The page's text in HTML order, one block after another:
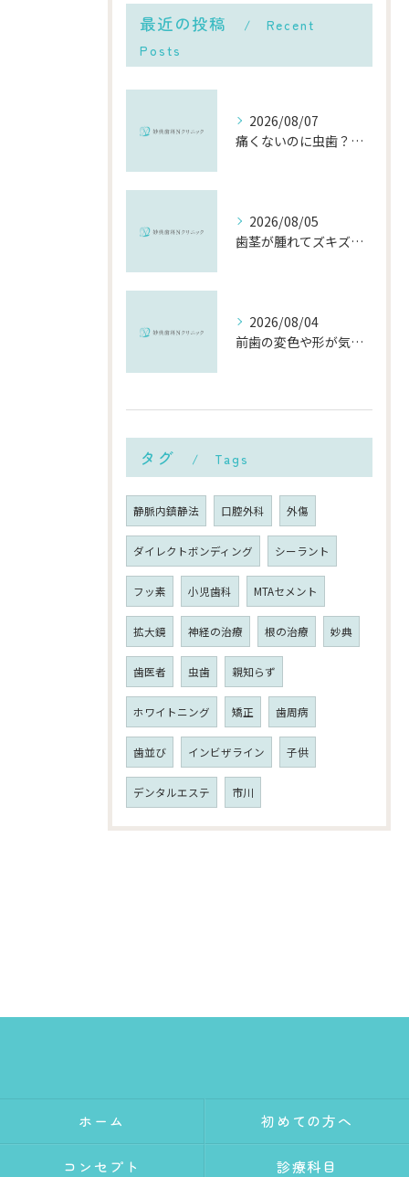
最近の投稿
Recent
Posts
2026/08/07
痛くないのに虫歯？「痛みのない虫歯」が進行する理由と発見方法
2026/08/05
歯茎が腫れてズキズキ痛む時の応急処置と、早めに受診すべき理由
2026/08/04
前歯の変色や形が気になる…削らずにきれいに整える「ダイレクトボンディング」とは？
タグ Tags
静脈内鎮静法 口腔外科 外傷
ダイレクトボンディング シーラント
フッ素 小児歯科 MTAセメント
拡大鏡 神経の治療 根の治療 妙典
歯医者 虫歯 親知らず
ホワイトニング 矯正 歯周病
歯並び インビザライン 子供
デンタルエステ 市川
ホーム 初めての方へ
コンセプト 診療科目